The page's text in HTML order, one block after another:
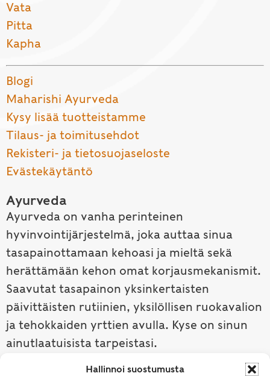
Hallinnoi suostumusta
Vata
Pitta
Kapha
Blogi
Maharishi Ayurveda
Kysy lisää tuotteistamme
Tilaus- ja toimitusehdot
Rekisteri- ja tietosuojaseloste
Evästekäytäntö
Ayurveda
Ayurveda on vanha perinteinen
hyvinvointijärjestelmä, joka auttaa sinua
tasapainottamaan kehoasi ja mieltä sekä
herättämään kehon omat korjausmekanismit.
Saavutat tasapainon yksinkertaisten
päivittäisten rutiinien, yksilöllisen ruokavalion
ja tehokkaiden yrttien avulla. Kyse on sinun
ainutlaatuisista tarpeistasi.
Tutustu ayurvedaan →